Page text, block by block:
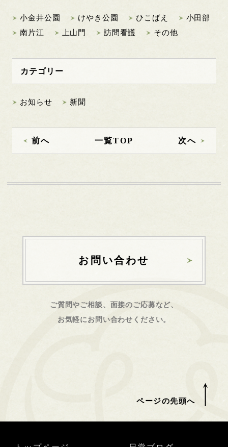
小金井公園 けやき公園 ひこばえ
小田部
南片江
上山門 訪問看護 その他
カテゴリー
お知らせ 新聞
前へ 一覧TOP 次へ
お問い合わせ
ご質問やご相談、面接のご応募など、
お気軽にお問い合わせください。
ページの先頭へ